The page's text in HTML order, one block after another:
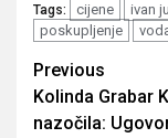
Tags: cijene ivan
poskupljenje
Post
Previous
Kolinda Grabar
nazočila: